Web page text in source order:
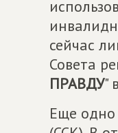
сейчас
Совета
ПРАВДУ"
Еще одно